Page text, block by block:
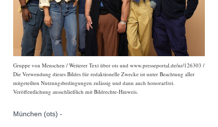
Gruppe von Menschen / Weiterer Text über ots und www.presseportal.de/nr/126303 /
Die Verwendung dieses Bildes für redaktionelle Zwecke ist unter Beachtung aller
mitgeteilten Nutzungsbedingungen zulässig und dann auch honorarfrei.
Veröffentlichung ausschließlich mit Bildrechte-Hinweis.
München (ots) -